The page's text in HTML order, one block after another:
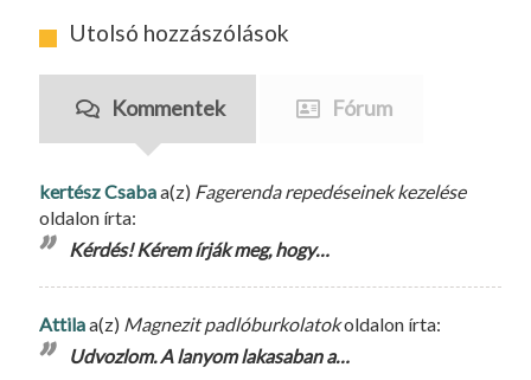
Utolsó hozzászólások
Kommentek Fórum
kertész Csabaa(z) Fagerenda repedéseinek kezelése
oldalon írta:
Kérdés! Kérem írják meg, hogy…
Attilaa(z) Magnezit padlóburkolatokoldalon írta:
Udvozlom. A lanyom lakasaban a…